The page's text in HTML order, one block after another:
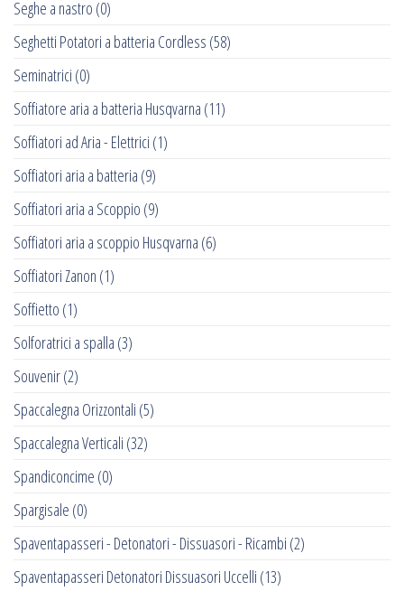
Seghe a nastro (0)
Seghetti Potatori a batteria Cordless (58)
Seminatrici (0)
Soffiatore aria a batteria Husqvarna (11)
Soffiatori ad Aria - Elettrici (1)
Soffiatori aria a batteria (9)
Soffiatori aria a Scoppio (9)
Soffiatori aria a scoppio Husqvarna (6)
Soffiatori Zanon (1)
Soffietto (1)
Solforatrici a spalla (3)
Souvenir(2)
Spaccalegna Orizzontali (5)
Spaccalegna Verticali (32)
Spandiconcime (0)
Spargisale (0)
Spaventapasseri - Detonatori - Dissuasori - Ricambi (2)
Spaventapasseri Detonatori Dissuasori Uccelli (13)